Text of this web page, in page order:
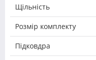
Щільність
Розмір комплекту
Підковдра